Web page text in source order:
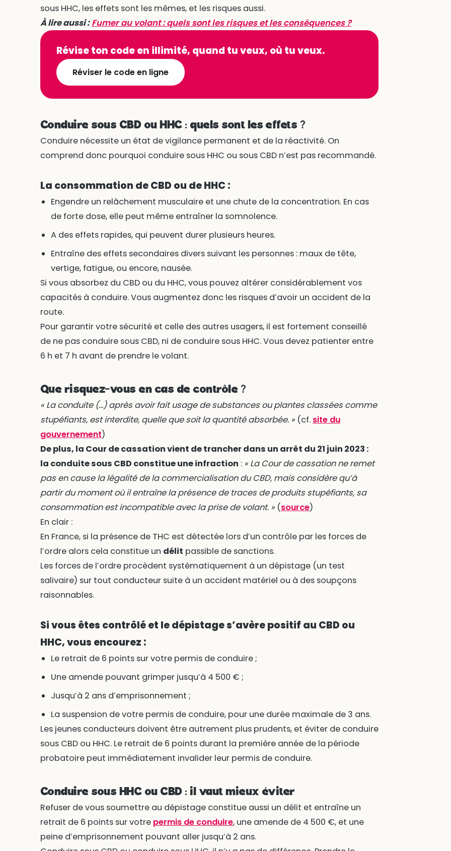
sous HHC, les effets sont les mêmes, et les risques aussi.
À lire aussi : Fumer au volant : quels sont les risques et les conséquences ?
Révise ton code en illimité, quand tu veux, où tu veux.
Réviser le code en ligne
Conduire sous CBD ou HHC : quels sont les effets ?
Conduire nécessite un état de vigilance permanent et de la réactivité. On
comprend donc pourquoi conduire sous HHC ou sous CBD n’est pas recommandé.
La consommation de CBD ou de HHC :
Engendre un relâchement musculaire et une chute de la concentration. En cas
de forte dose, elle peut même entraîner la somnolence.
A des effets rapides, qui peuvent durer plusieurs heures.
Entraîne des effets secondaires divers suivant les personnes : maux de tête,
vertige, fatigue, ou encore, nausée.
Si vous absorbez du CBD ou du HHC, vous pouvez altérer considérablement vos
capacités à conduire. Vous augmentez donc les risques d’avoir un accident de la
route.
Pour garantir votre sécurité et celle des autres usagers, il est fortement conseillé
de ne pas conduire sous CBD, ni de conduire sous HHC. Vous devez patienter entre
6 h et 7 h avant de prendre le volant.
Que risquez-vous en cas de contrôle ?
« La conduite (…) après avoir fait usage de substances ou plantes classées comme
stupéfiants, est interdite, quelle que soit la quantité absorbée. »(cf. site du
gouvernement)
De plus, la Cour de cassation vient de trancher dans un arrêt du 21 juin 2023 :
la conduite sous CBD constitue une infraction : « La Cour de cassation ne remet
pas en cause la légalité de la commercialisation du CBD, mais considère qu’à
partir du moment où il entraîne la présence de traces de produits stupéfiants, sa
consommation est incompatible avec la prise de volant. »(source)
En clair :
En France, si la présence de THC est détectée lors d’un contrôle par les forces de
l’ordre alors cela constitue un délit passible de sanctions.
Les forces de l’ordre procèdent systématiquement à un dépistage (un test
salivaire) sur tout conducteur suite à un accident matériel ou à des soupçons
raisonnables.
Si vous êtes contrôlé et le dépistage s’avère positif au CBD ou
HHC, vous encourez :
Le retrait de 6 points sur votre permis de conduire ;
Une amende pouvant grimper jusqu’à 4 500 € ;
Jusqu’à 2 ans d’emprisonnement ;
La suspension de votre permis de conduire, pour une durée maximale de 3 ans.
Les jeunes conducteurs doivent être autrement plus prudents, et éviter de conduire
sous CBD ou HHC. Le retrait de 6 points durant la première année de la période
probatoire peut immédiatement invalider leur permis de conduire.
Conduire sous HHC ou CBD : il vaut mieux éviter
Refuser de vous soumettre au dépistage constitue aussi un délit et entraîne un
retrait de 6 points sur votre permis de conduire, une amende de 4 500 €, et une
peine d’emprisonnement pouvant aller jusqu’à 2 ans.